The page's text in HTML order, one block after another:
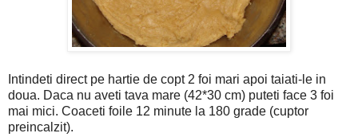
Intindeti direct pe hartie de copt 2 foi mari apoi taiati-le in
doua. Daca nu aveti tava mare (42*30 cm) puteti face 3 foi
mai mici. Coaceti foile 12 minute la 180 grade (cuptor
preincalzit).